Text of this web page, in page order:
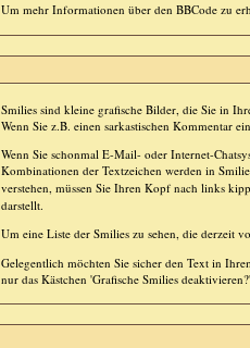
Um mehr Informationen über den BBCode zu
Smilies sind kleine grafische Bilder, die Sie in
Wenn Sie z.B. einen sarkastischen Kommentar
Wenn Sie schonmal E-Mail- oder Internet-
Kombinationen der Textzeichen werden in
verstehen, müssen Sie Ihren Kopf nach links
darstellt.
Um eine Liste der Smilies zu sehen, die derzeit
Gelegentlich möchten Sie sicher den Text in
nur das Kästchen 'Grafische Smilies